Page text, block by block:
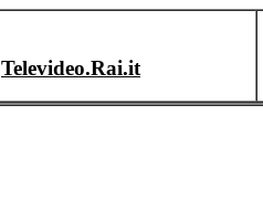
Televideo.Rai.it